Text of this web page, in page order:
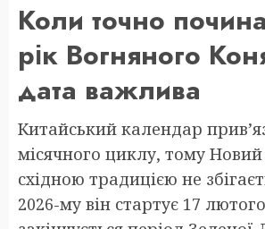
Коли точно
рік Вогняного
дата важлива
Китайський календар
місячного циклу, тому Новий
східною традицією не
2026-му він стартує 17